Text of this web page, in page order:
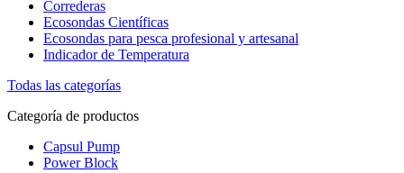
Correderas
Ecosondas Científicas
Ecosondas para pesca profesional y artesanal
Indicador de Temperatura
Todas las categorías
Categoría de productos
Capsul Pump
Power Block